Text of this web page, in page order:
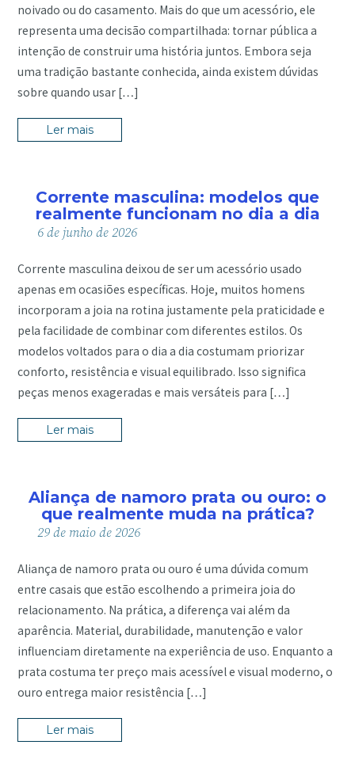
noivado ou do casamento. Mais do que um acessório, ele
representa uma decisão compartilhada: tornar pública a
intenção de construir uma história juntos. Embora seja
uma tradição bastante conhecida, ainda existem dúvidas
sobre quando usar […]
Ler mais
Corrente masculina: modelos que
realmente funcionam no dia a dia
6de junhode2026
Corrente masculina deixou de ser um acessório usado
apenas em ocasiões específicas. Hoje, muitos homens
incorporam a joia na rotina justamente pela praticidade e
pela facilidade de combinar com diferentes estilos. Os
modelos voltados para o dia a dia costumam priorizar
conforto, resistência e visual equilibrado. Isso significa
peças menos exageradas e mais versáteis para […]
Ler mais
Aliança de namoro prata ou ouro: o
que realmente muda na prática?
29de maiode2026
Aliança de namoro prata ou ouro é uma dúvida comum
entre casais que estão escolhendo a primeira joia do
relacionamento. Na prática, a diferença vai além da
aparência. Material, durabilidade, manutenção e valor
influenciam diretamente na experiência de uso. Enquanto a
prata costuma ter preço mais acessível e visual moderno, o
ouro entrega maior resistência […]
Ler mais